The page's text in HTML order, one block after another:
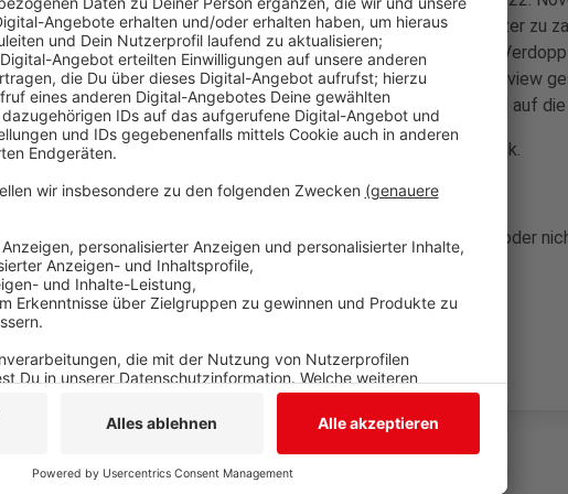
Politik vor einem Vierteljahr beschlossen. Wie viel mehr Tierbesitzer zu
sich pauschal nicht beantworten. Zum Teil gehe es aber um eine
Sätze. Das hat uns Tierarzt Jörg Schwenke im Radio Siegen-Interview
in Wilnsdorf hätten die meisten Kunden trotzdem mit Verständnis auf
Die letzte Gebührenanpassung bei Tierärzten liegt 23 Jahre zurück.
Das Tierheim Siegen rechnet damit, dass mehr Tiere abgegeben oder
weil ihre Besitzer kein Geld für die Mehrkosten hätten.
Anzeige